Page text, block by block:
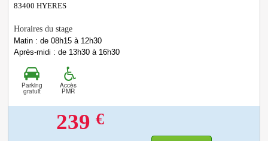
83400 HYERES
Horaires du stage
Matin : de 08h15 à 12h30
Après-midi : de 13h30 à 16h30
Parking
gratuit
Accès
PMR
239 €